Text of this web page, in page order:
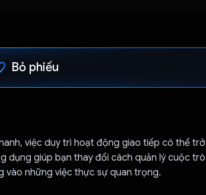
Bỏ phiếu
việc duy trì hoạt động giao tiếp có thể trở
dụng giúp bạn thay đổi cách quản lý cuộc trò
vào những việc thực sự quan trọng.